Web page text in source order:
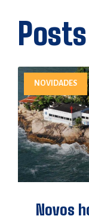
NOVIDADES
Novos